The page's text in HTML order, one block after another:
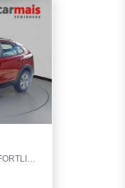
1.0 200 TSI TOTAL FLEX COMFORTLINE AUTOMÁTICO